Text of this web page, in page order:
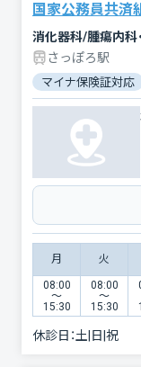
国家公務員共済
さっぽろ駅
マイナ保険証対応
月 火
08:00
〜
15:30
08:00
〜
15:30
休診日：土|日|祝